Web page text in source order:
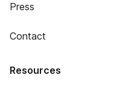
Press
Contact
Resources